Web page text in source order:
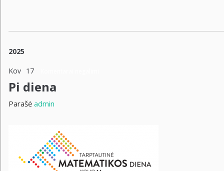
2025
Kov 17
Pi diena
Parašė admin